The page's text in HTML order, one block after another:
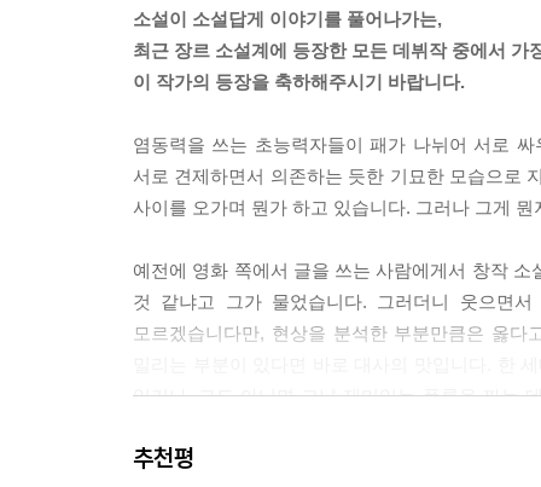
소설이 소설답게 이야기를 풀어나가는,
최근 장르 소설계에 등장한 모든 데뷔작 중에서 가
이 작가의 등장을 축하해주시기 바랍니다.
염동력을 쓰는 초능력자들이 패가 나뉘어 서로
서로 견제하면서 의존하는 듯한 기묘한 모습으로
사이를 오가며 뭔가 하고 있습니다. 그러나 그게
예전에 영화 쪽에서 글을 쓰는 사람에게서 창작
것 같냐고 그가 물었습니다. 그러더니 웃으면
모르겠습니다만, 현상을 분석한 부분만큼은 옳
있거나, 그도 아니면 그냥 재미있는 플롯을 짜는
장르 소설이 아직도 긴 모색기에 있음을 감안할
추천평